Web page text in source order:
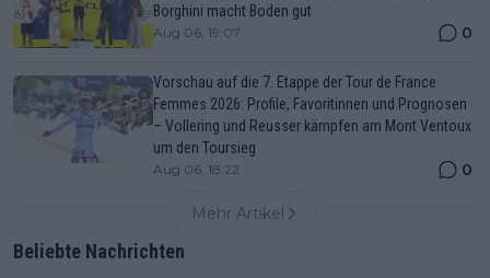
Borghini macht Boden gut
Aug 06, 19:07 0
Vorschau auf die 7. Etappe der Tour de France
Femmes 2026: Profile, Favoritinnen und Prognosen
– Vollering und Reusser kämpfen am Mont Ventoux
um den Toursieg
Aug 06, 18:22 0
Mehr Artikel
Beliebte Nachrichten